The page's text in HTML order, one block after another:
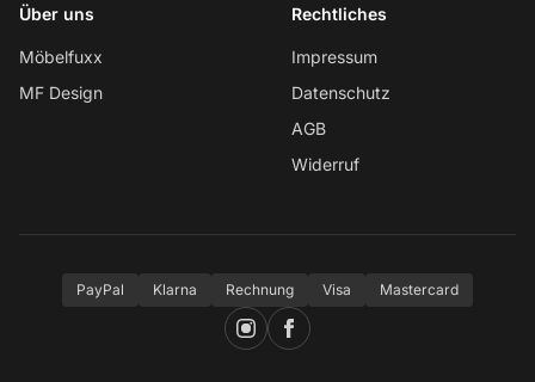
Über uns
Möbelfuxx
MF Design
Rechtliches
Impressum
Datenschutz
AGB
Widerruf
PayPal Klarna Rechnung Visa Mastercard